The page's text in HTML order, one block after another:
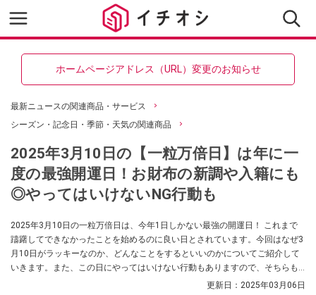
ホームページアドレス（URL）変更のお知らせ
最新ニュースの関連商品・サービス
シーズン・記念日・季節・天気の関連商品
2025年3月10日の【一粒万倍日】は年に一
度の最強開運日！お財布の新調や入籍にも
◎やってはいけないNG行動も
2025年3月10日の一粒万倍日は、今年1日しかない最強の開運日！ これまで
躊躇してできなかったことを始めるのに良い日とされています。今回はなぜ3
月10日がラッキーなのか、どんなことをするといいのかについてご紹介して
いきます。また、この日にやってはいけない行動もありますので、そちらも
更新日： 2025年03月06日